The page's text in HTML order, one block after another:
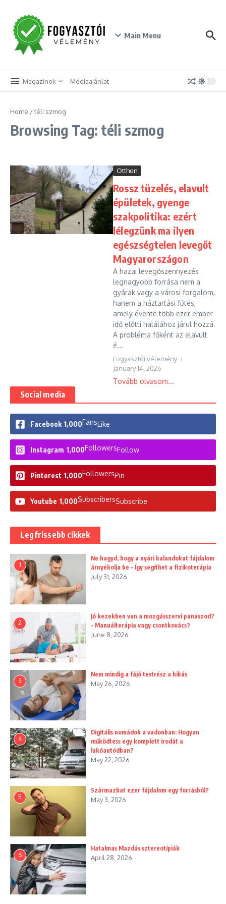
Main Menu
Magazinok Médiaajánlat
Home /téli szmog
Browsing Tag: téli szmog
Otthon
Rossz tüzelés, elavult
épületek, gyenge
szakpolitika: ezért
lélegzünk ma ilyen
egészségtelen levegőt
Magyarországon
A hazai levegőszennyezés
legnagyobb forrása nem a
gyárak vagy a városi forgalom,
hanem a háztartási fűtés,
amely évente több ezer ember
idő előtti halálához járul hozzá.
A probléma főként az elavult
é...
Fogyasztói vélemény
January 14, 2026
Tovább olvasom...
Social media
Facebook 1,000FansLike
Instagram 1,000FollowersFollow
Pinterest 1,000FollowersPin
Youtube 1,000SubscribersSubscribe
Legfrissebb cikkek
1
Ne hagyd, hogy a nyári kalandokat fájdalom
árnyékolja be – Így segíthet a fizikoterápia
July 31, 2026
2
Jó kezekben van a mozgásszervi panaszod?
– Manuálterápia vagy csontkovács?
June 8, 2026
3
Nem mindig a fájó testrész a hibás
May 26, 2026
4
Digitális nomádok a vadonban: Hogyan
működtess egy komplett irodát a
lakóautódban?
May 22, 2026
5
Származhat ezer fájdalom egy forrásból?
May 3, 2026
6
Hatalmas Mazdás sztereotípiák
April 28, 2026